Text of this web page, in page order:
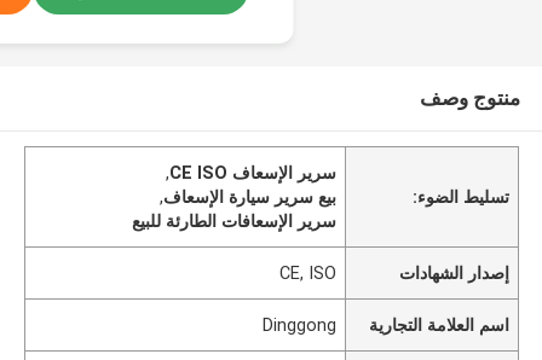
منتوج وصف
تسليط الضوء:
سرير الإسعاف CE ISO
,
بيع سرير سيارة الإسعاف,
سرير الإسعافات الطارئة للبيع
إصدار الشهادات CE, ISO
اسم العلامة التجارية Dinggong